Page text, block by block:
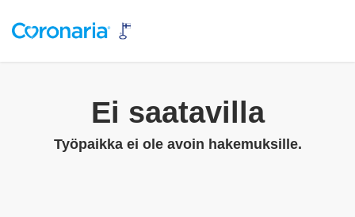
Ei saatavilla
Työpaikka ei ole avoin hakemuksille.